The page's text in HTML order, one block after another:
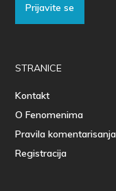
Prijavite se
STRANICE
Kontakt
O Fenomenima
Pravila komentarisanja
Registracija